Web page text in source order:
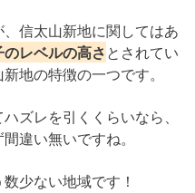
信太山新地に関してはあ
レベルの高さとされてい
地の特徴の一つです。
ズレを引くくらいなら、
違い無いですね。
少ない地域です！